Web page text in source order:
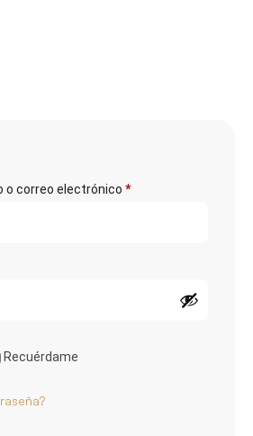
o correo electrónico *
Recuérdame